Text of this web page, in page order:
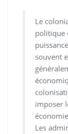
Le
politique
souvent
imposer
Les